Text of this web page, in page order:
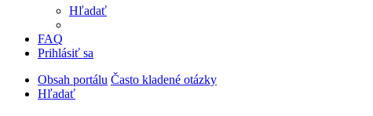
Hľadať
FAQ
Prihlásiť sa
Obsah portálu Často kladené otázky
Hľadať